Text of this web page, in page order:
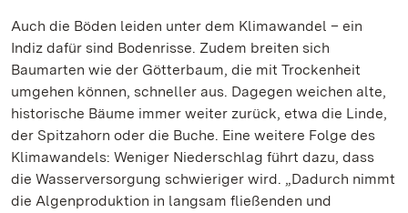
Auch die Böden leiden unter dem Klimawandel – ein
Indiz dafür sind Bodenrisse. Zudem breiten sich
Baumarten wie der Götterbaum, die mit Trockenheit
umgehen können, schneller aus. Dagegen weichen alte,
historische Bäume immer weiter zurück, etwa die Linde,
der Spitzahorn oder die Buche. Eine weitere Folge des
Klimawandels: Weniger Niederschlag führt dazu, dass
die Wasserversorgung schwieriger wird. „Dadurch nimmt
die Algenproduktion in langsam fließenden und